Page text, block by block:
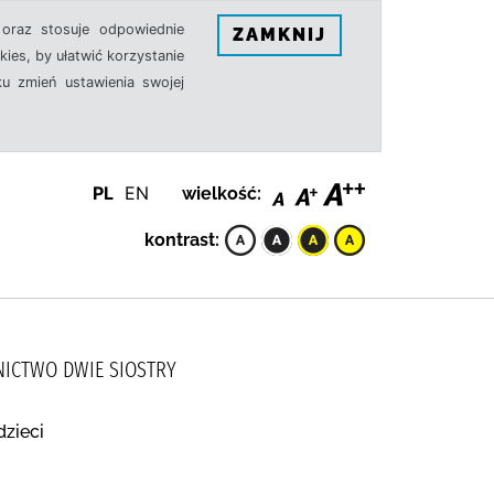
stosuje odpowiednie
by ułatwić korzystanie
zmień ustawienia swojej
ZAMKNIJ
PL EN wielkość:
kontrast:
DWIE SIOSTRY